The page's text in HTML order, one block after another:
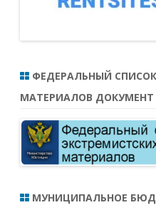
ФЕДЕРАЛЬНЫЙ
МАТЕРИАЛОВ ДОКУМЕНТ
МУНИЦИПАЛЬНОЕ